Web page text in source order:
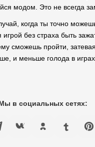
модом. Это не всегда
когда ты точно
без страха быть
сможешь пройти,
и меньше голода в
в социальных сетях: